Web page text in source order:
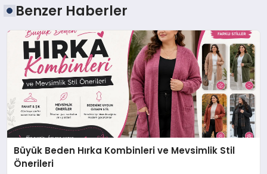
Benzer Haberler
Büyük Beden Hırka Kombinleri ve Mevsimlik Stil
Önerileri